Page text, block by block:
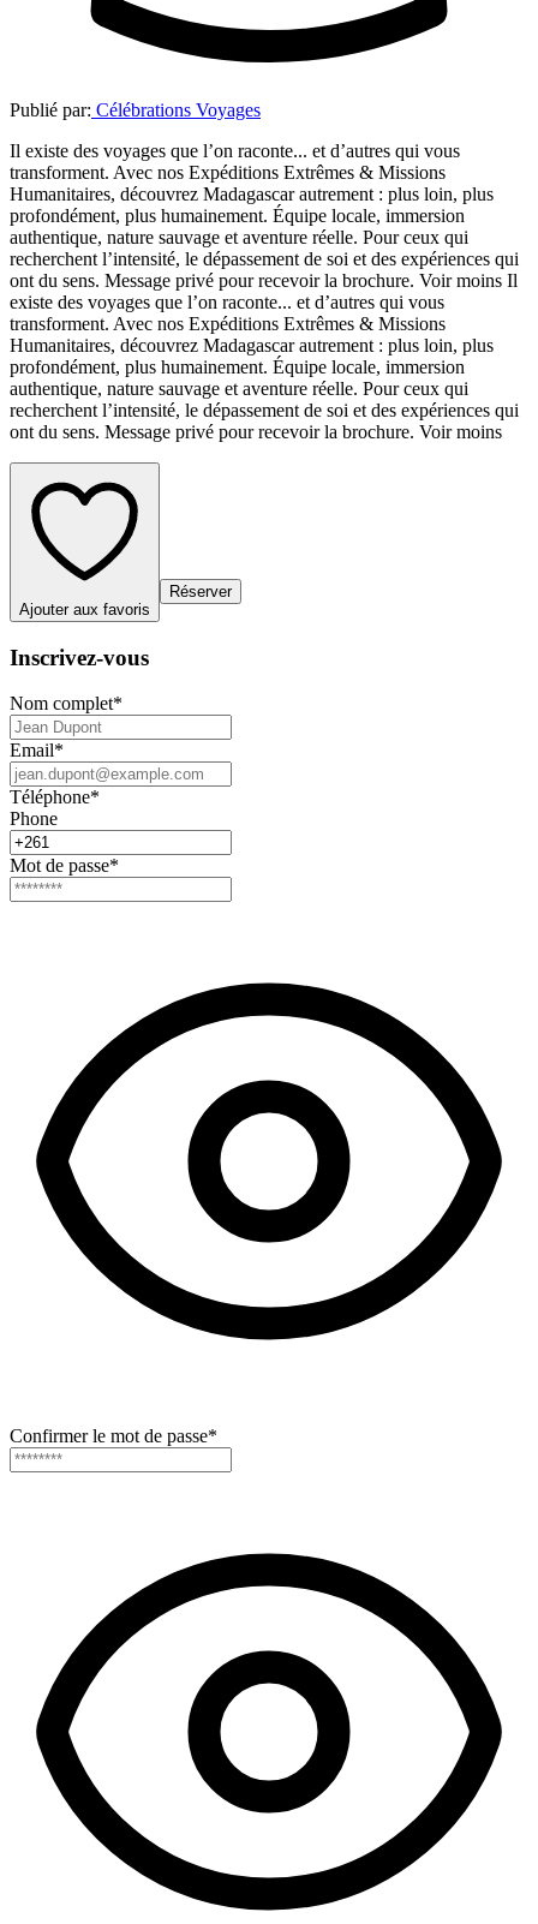
Publié par: Célébrations Voyages
Il existe des voyages que l’on raconte... et d’autres qui vous
transforment. Avec nos Expéditions Extrêmes & Missions
Humanitaires, découvrez Madagascar autrement : plus loin, plus
profondément, plus humainement. Équipe locale, immersion
authentique, nature sauvage et aventure réelle. Pour ceux qui
recherchent l’intensité, le dépassement de soi et des expériences qui
ont du sens. Message privé pour recevoir la brochure. Voir moins Il
existe des voyages que l’on raconte... et d’autres qui vous
transforment. Avec nos Expéditions Extrêmes & Missions
Humanitaires, découvrez Madagascar autrement : plus loin, plus
profondément, plus humainement. Équipe locale, immersion
authentique, nature sauvage et aventure réelle. Pour ceux qui
recherchent l’intensité, le dépassement de soi et des expériences qui
ont du sens. Message privé pour recevoir la brochure. Voir moins
Ajouter aux favoris
Réserver
Inscrivez-vous
Nom complet*
Email*
Téléphone*
Phone
Mot de passe*
Confirmer le mot de passe*